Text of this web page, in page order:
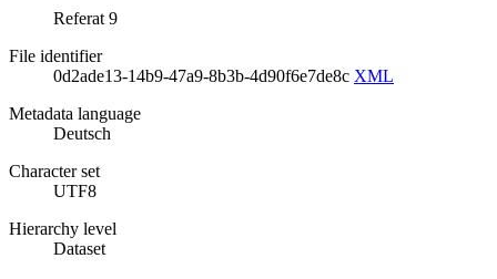
Referat 9
File identifier
0d2ade13-14b9-47a9-8b3b-4d90f6e7de8c XML
Metadata language
Deutsch
Character set
UTF8
Hierarchy level
Dataset